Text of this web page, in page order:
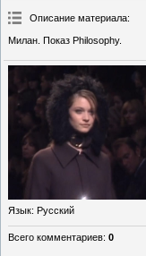
Описание материала:
Милан. Показ Philosophy.
Язык: Русский
Всего комментариев: 0